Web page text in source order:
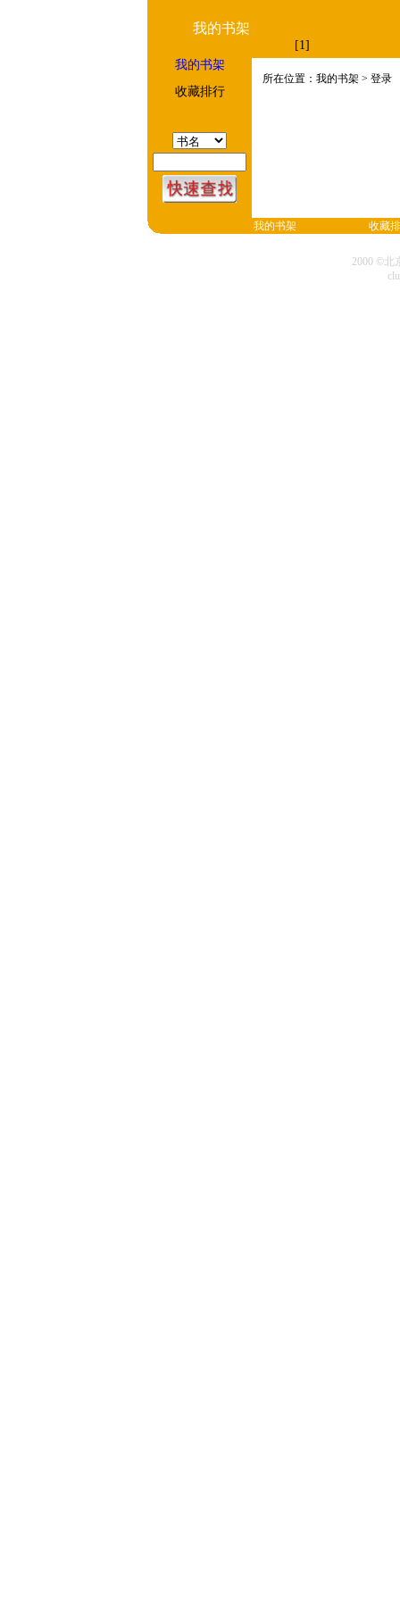
我的书架
[1]
我的书架
收藏排行
所在位置：我的书架 > 登录
我的书架 收藏
2000 ©北